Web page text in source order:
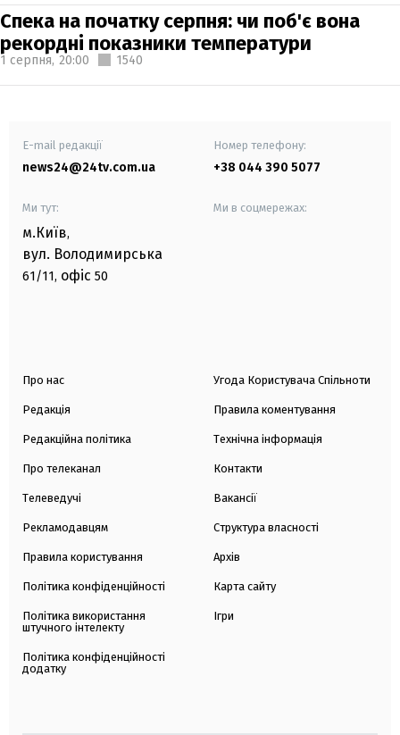
Спека на початку серпня: чи поб'є вона
рекордні показники температури
1 серпня, 20:00 1540
E-mail редакції
news24@24tv.com.ua
Номер телефону:
+38 044 390 5077
Ми тут:
м.Київ,
вул. Володимирська
61/11, офіс 50
Ми в соцмережах:
Про нас
Редакція
Редакційна політика
Про телеканал
Телеведучі
Рекламодавцям
Правила користування
Політика конфіденційності
Політика використання
штучного інтелекту
Політика конфіденційності
додатку
Угода Користувача Спільноти
Правила коментування
Технічна інформація
Контакти
Вакансії
Структура власності
Архів
Карта сайту
Ігри